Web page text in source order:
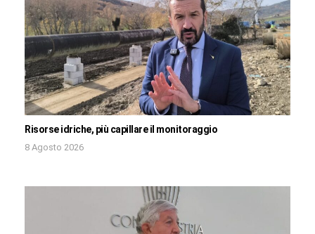
Risorse idriche, più capillare il monitoraggio
8 Agosto 2026